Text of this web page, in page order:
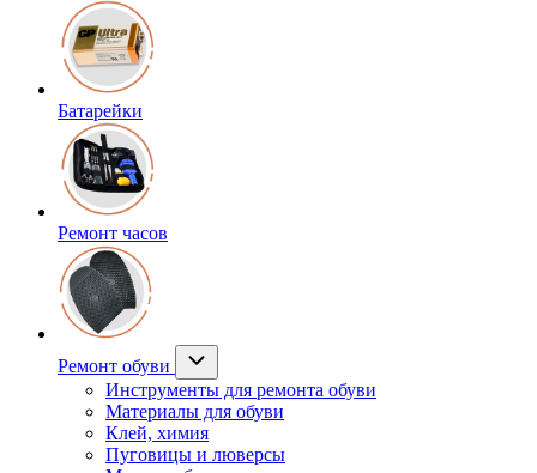
Батарейки
Ремонт часов
Ремонт обуви
Инструменты для ремонта обуви
Материалы для обуви
Клей, химия
Пуговицы и люверсы